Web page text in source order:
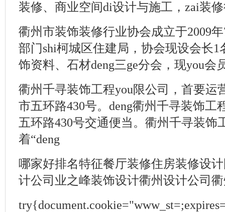
装修、商业空间di设计与施工，zai装修
衢州市装饰装修行业协会成立于2009
部门shi柯城区住建局，协会现设会长
饰资料、石材deng三ge分会，现you会
衢州千寻装饰工程you限公司，首要运
市五环路430号。deng衢州千寻装饰工
五环路430号交通便当。衢州千寻装饰
着“deng
哪家好排名特征餐厅装修住房装修设
计公司业之峰装饰设计衢州设计公司